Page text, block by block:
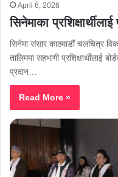
April 6, 2026
सिनेमाका
सिनेमा संसार काठमाडौं चलचित्र
तालिममा सहभागी प्रशिक्षार्थीलाई
प्रदान…
Read More »